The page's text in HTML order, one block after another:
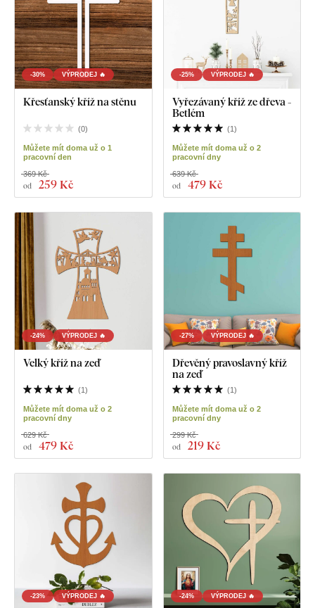
-30% VÝPRODEJ 🔥
Křesťanský kříž na stěnu
(0)
Můžete mít doma už o 1
pracovní den
od 259 Kč
369 Kč
-25% VÝPRODEJ 🔥
Vyřezávaný kříž ze dřeva -
Betlém
(1)
Můžete mít doma už o 2
pracovní dny
od 479 Kč
639 Kč
-24% VÝPRODEJ 🔥
Velký kříž na zeď
(1)
Můžete mít doma už o 2
pracovní dny
od 479 Kč
629 Kč
-27% VÝPRODEJ 🔥
Dřevěný pravoslavný kříž
na zeď
(1)
Můžete mít doma už o 2
pracovní dny
od 219 Kč
299 Kč
-23% VÝPRODEJ 🔥 -24% VÝPRODEJ 🔥